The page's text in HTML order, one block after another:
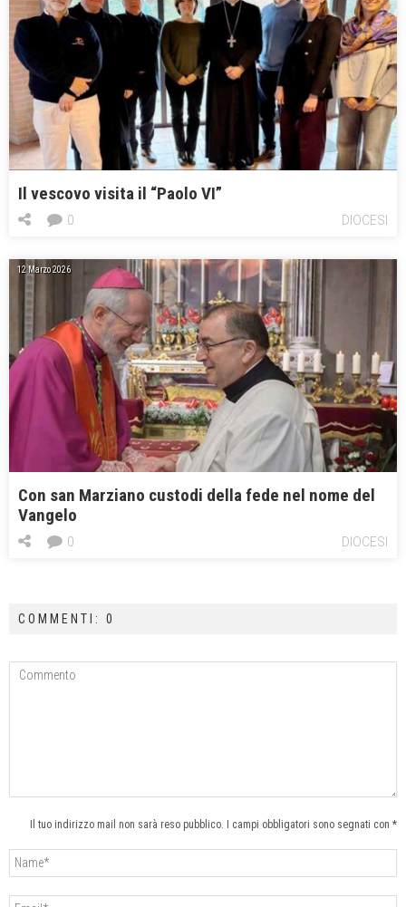
Il vescovo visita il “Paolo VI”
DIOCESI
0
12 Marzo 2026
Con san Marziano custodi della fede nel nome del
Vangelo
DIOCESI
0
COMMENTI: 0
Il tuo indirizzo mail non sarà reso pubblico. I campi obbligatori sono segnati con *